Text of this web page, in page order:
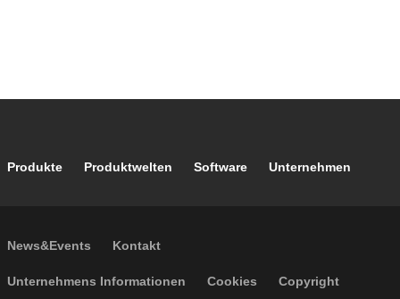
Footer main navigation
Produkte Produktwelten Software Unternehmen
Footer secondary navigation
News&Events Kontakt
Footer menu
Unternehmens Informationen Cookies Copyright